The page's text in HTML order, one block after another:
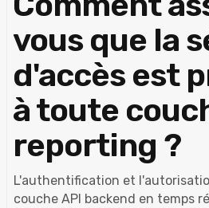
vous que la
d'accès est
à toute
reporting ?
L'authentification et
couche API backend en temps